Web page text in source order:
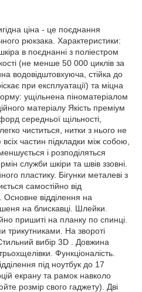
ціна - це поєднання
рюкзака. Характеристики:
в поєднанні з поліестром
(не менше 50 000 циклів за
водовідштовхуюча, стійка до
при експлуатації) та міцна
ущільнена піноматеріалом
матеріалу Якість преміум
середньої щільності,
чиститься, нитки з нього не
частин підкладки між собою,
і розподіляться
служби шкіри та швів ззовні.
пластику. Бігунки металеві з
самостійно від
Основне відділення на
на блискавці. Шлейки.
пришиті на планку по спинці.
трикутниками. На звороті
вибір 3D . Довжина
Функціоналість.
під ноутбук до 17
екрану та рамок навколо
розмір свого гаджету). Дві